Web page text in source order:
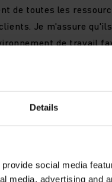
Details
social media
media, advertising and
de toutes les
Je m'assure
de travail
du client comme
avec nos clients et
gestion des ventes
avec nos
autres services pour
et me permet